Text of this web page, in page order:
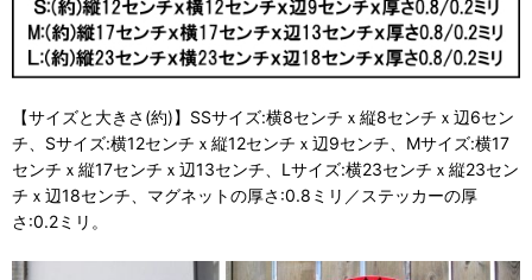
【サイズと大きさ(約)】SSサイズ:横8センチｘ縦8センチｘ辺6セン
チ、Sサイズ:横12センチｘ縦12センチｘ辺9センチ、Mサイズ:横17
センチｘ縦17センチｘ辺13センチ、Lサイズ:横23センチｘ縦23セン
チｘ辺18センチ、マグネットの厚さ:0.8ミリ／ステッカーの厚
さ:0.2ミリ。